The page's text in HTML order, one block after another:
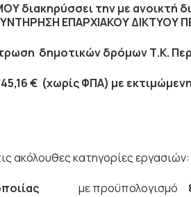
την με ανοικτή
ΕΠΑΡΧΙΑΚΟΥ ΔΙΚΤΥΟΥ
δημοτικών δρόμων Τ.Κ.
€ (χωρίς ΦΠΑ) με
ακόλουθες κατηγορίες εργασιών:
με προϋπολογισμό